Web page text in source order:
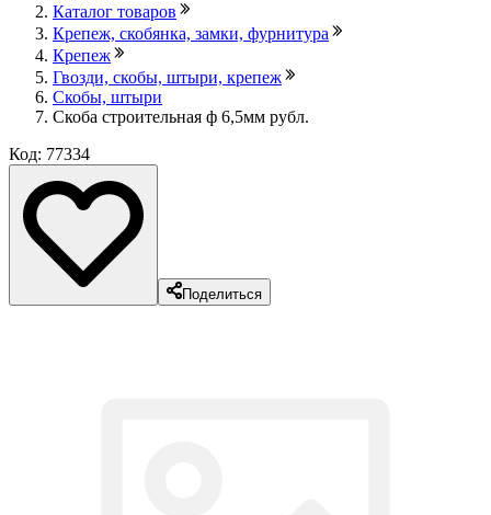
Каталог товаров
Крепеж, скобянка, замки, фурнитура
Крепеж
Гвозди, скобы, штыри, крепеж
Скобы, штыри
Скоба строительная ф 6,5мм рубл.
Код: 77334
Поделиться